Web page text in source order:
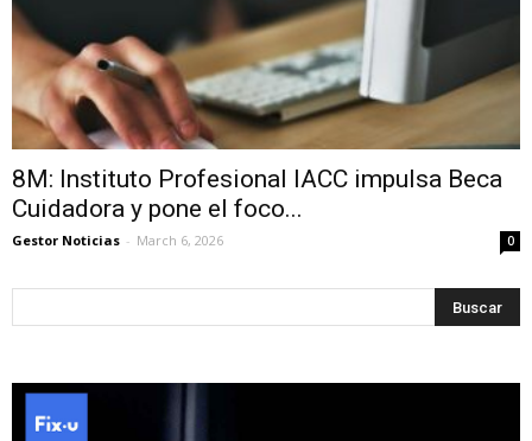
8M: Instituto Profesional IACC impulsa Beca
Cuidadora y pone el foco...
Gestor Noticias - March 6, 2026 0